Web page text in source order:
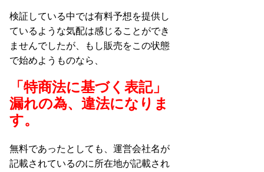
検証している中では有料予想を提供し
ているような気配は感じることができ
ませんでしたが、もし販売をこの状態
で始めようものなら、
「特商法に基づく表記」
漏れの為、違法になりま
す。
無料であったとしても、運営会社名が
記載されているのに所在地が記載され